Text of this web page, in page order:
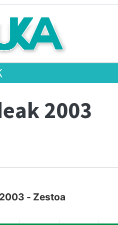
2003
- Zestoa